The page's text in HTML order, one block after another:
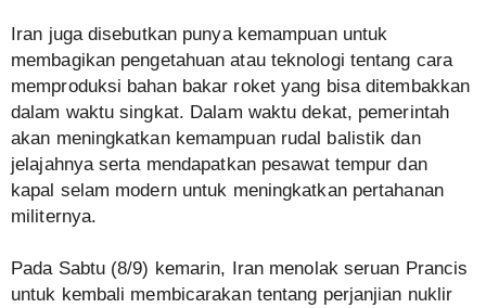
Iran juga disebutkan punya kemampuan untuk
membagikan pengetahuan atau teknologi tentang cara
memproduksi bahan bakar roket yang bisa ditembakkan
dalam waktu singkat. Dalam waktu dekat, pemerintah
akan meningkatkan kemampuan rudal balistik dan
jelajahnya serta mendapatkan pesawat tempur dan
kapal selam modern untuk meningkatkan pertahanan
militernya.
Pada Sabtu (8/9) kemarin, Iran menolak seruan Prancis
untuk kembali membicarakan tentang perjanjian nuklir